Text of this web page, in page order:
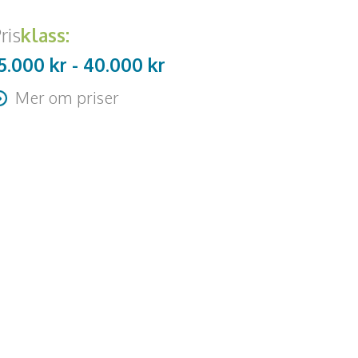
klass:
kr - 40.000 kr
Mer om priser